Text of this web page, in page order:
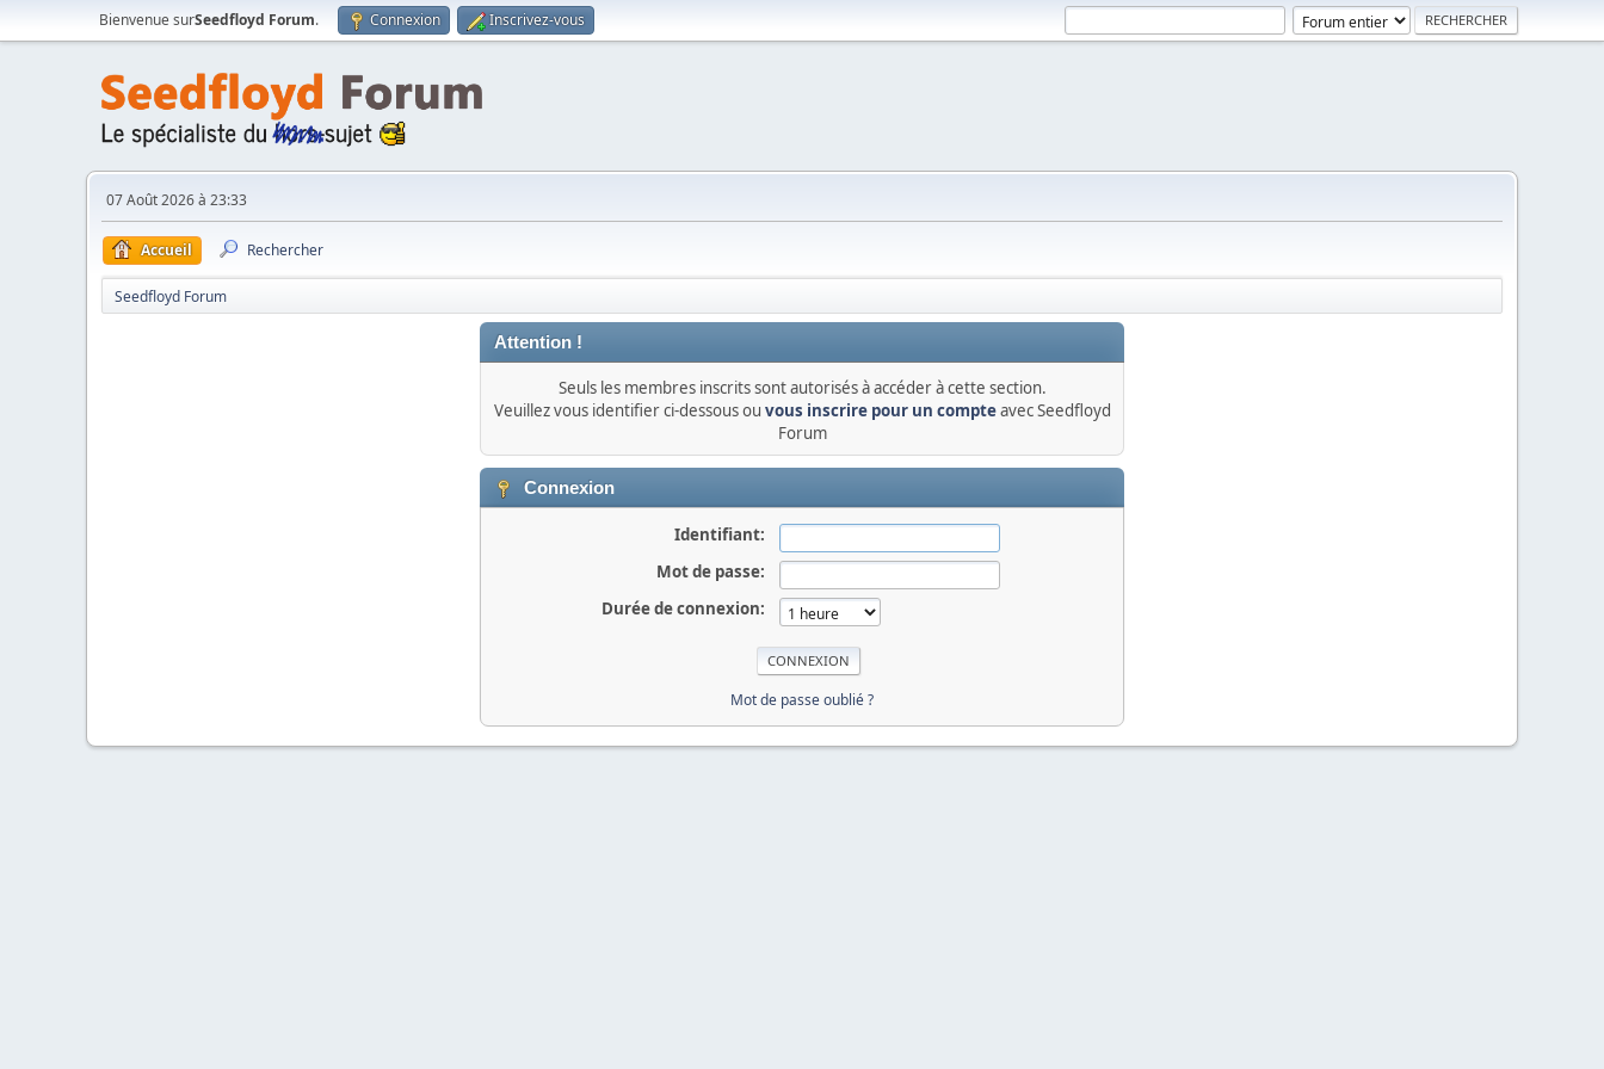
Bienvenue surSeedfloyd Forum. Connexion Inscrivez-vous
07 Août 2026 à 23:33
Accueil Rechercher
Seedfloyd Forum
Attention !
Seuls les membres inscrits sont autorisés à accéder à cette section.
Veuillez vous identifier ci-dessous ou vous inscrire pour un compteavec Seedfloyd
Forum
Connexion
Identifiant:
Mot de passe:
Durée de connexion:
Mot de passe oublié ?